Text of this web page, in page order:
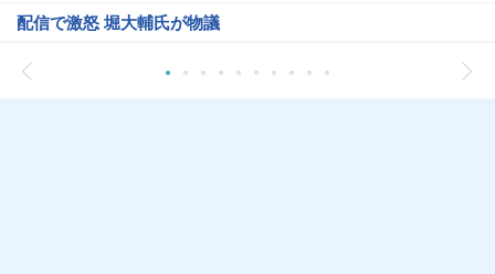
配信で激怒 堀大輔氏が物議